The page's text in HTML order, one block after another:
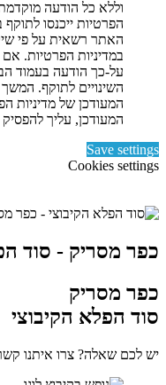
וללא כל הודעה
האתר רשאית על פי
במדיניות הפרטיות. אם
השינויים לתוקף.
המעודכן של מדיניות
המעודכן, עליך
Save settings
Cookies settings
כפר מסריק - סוד
כפר מסריק
סוד הפלא הקיבוצי
יש לכם שאלה? צרו איתנו